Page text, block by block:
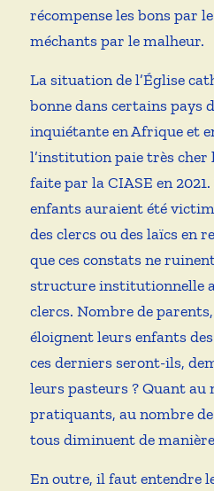
récompense les bons par
méchants par le malheur.
La situation de l’Église
bonne dans certains pays
inquiétante en Afrique et
l’institution paie très cher
faite par la CIASE en
enfants auraient été
des clercs ou des laïcs en
que ces constats ne
structure institutionnelle
clercs. Nombre de
éloignent leurs enfants
ces derniers seront-ils,
leurs pasteurs ? Quant au
pratiquants, au nombre
tous diminuent de
En outre, il faut entendre